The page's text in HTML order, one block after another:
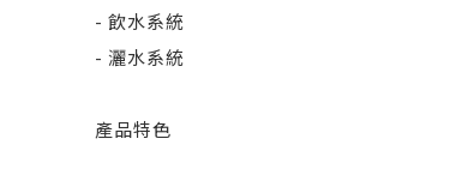
- 飲水系統
- 灑水系統
產品特色